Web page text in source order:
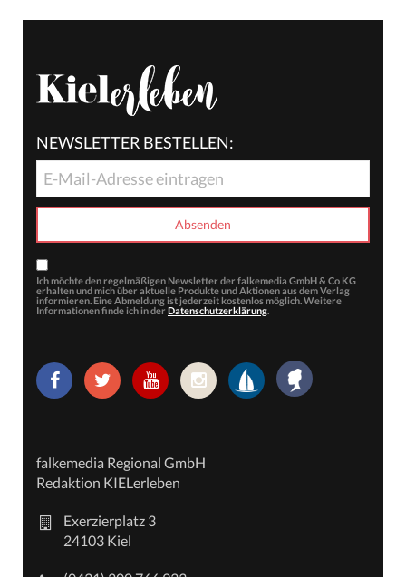
NEWSLETTER BESTELLEN:
Ich möchte den regelmäßigen Newsletter der falkemedia GmbH & Co KG
erhalten und mich über aktuelle Produkte und Aktionen aus dem Verlag
informieren. Eine Abmeldung ist jederzeit kostenlos möglich. Weitere
Informationen finde ich in der Datenschutzerklärung.
falkemedia Regional GmbH
Redaktion KIELerleben
Exerzierplatz 3
24103 Kiel